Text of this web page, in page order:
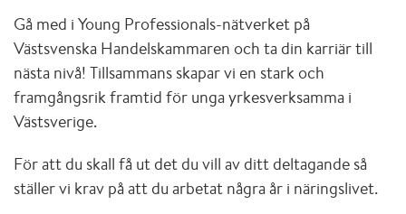
Gå med i Young Professionals-nätverket på
Västsvenska Handelskammaren och ta din karriär till
nästa nivå! Tillsammans skapar vi en stark och
framgångsrik framtid för unga yrkesverksamma i
Västsverige.
För att du skall få ut det du vill av ditt deltagande så
ställer vi krav på att du arbetat några år i näringslivet.